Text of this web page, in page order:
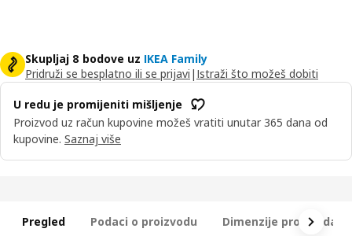
Skupljaj 8 bodove uz IKEA Family
Pridruži se besplatno ili se prijavi | Istraži što možeš dobiti
U redu je promijeniti mišljenje
Proizvod uz račun kupovine možeš vratiti unutar 365 dana od
kupovine. Saznaj više
Pregled Podaci o proizvodu Dimenzije proizvoda